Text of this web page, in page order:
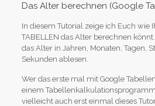
Das Alter berechnen (Google
In diesem Tutorial zeige ich Euch wie
TABELLEN das Alter berechnen
das Alter in Jahren, Monaten, Tagen,
Sekunden ablesen.
Wer das erste mal mit Google
einem
vielleicht auch erst einmal dieses